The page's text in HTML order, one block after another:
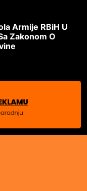
Armije RBiH U
Zakonom O